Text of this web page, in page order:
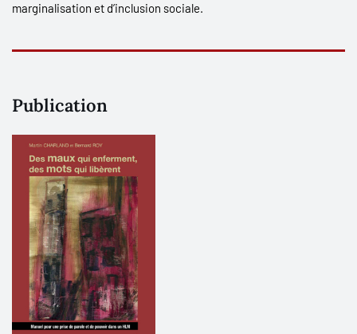
marginalisation et d’inclusion sociale.
Publication